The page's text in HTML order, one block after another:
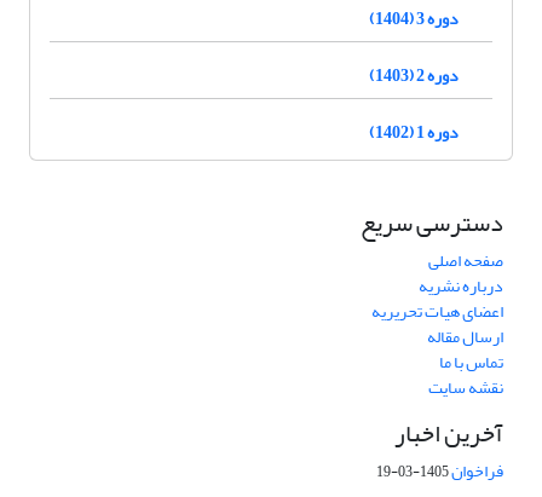
دوره 3 (1404)
دوره 2 (1403)
دوره 1 (1402)
دسترسی سریع
صفحه اصلی
درباره نشریه
اعضای هیات تحریریه
ارسال مقاله
تماس با ما
نقشه سایت
آخرین اخبار
فراخوان1405-03-19